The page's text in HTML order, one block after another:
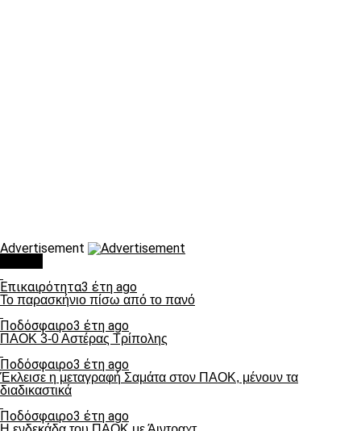
Advertisement
Επικαιρότητα3 έτη ago
Το παρασκήνιο πίσω από το πανό
Ποδόσφαιρο3 έτη ago
ΠΑΟΚ 3-0 Αστέρας Τρίπολης
Ποδόσφαιρο3 έτη ago
Έκλεισε η μεταγραφή Σαμάτα στον ΠΑΟΚ, μένουν τα
διαδικαστικά
Ποδόσφαιρο3 έτη ago